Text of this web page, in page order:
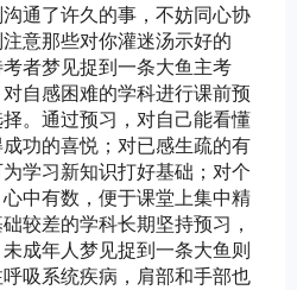
通了许久的事，不妨同心协
意那些对你灌迷汤示好的
者梦见捉到一条大鱼主考
自感困难的学科进行课前预
。通过预习，对自己能看懂
功的喜悦；对已感生疏的有
学习新知识打好基础；对个
中有数，便于课堂上集中精
较差的学科长期坚持预习，
成年人梦见捉到一条大鱼则
吸系统疾病，肩部和手部也